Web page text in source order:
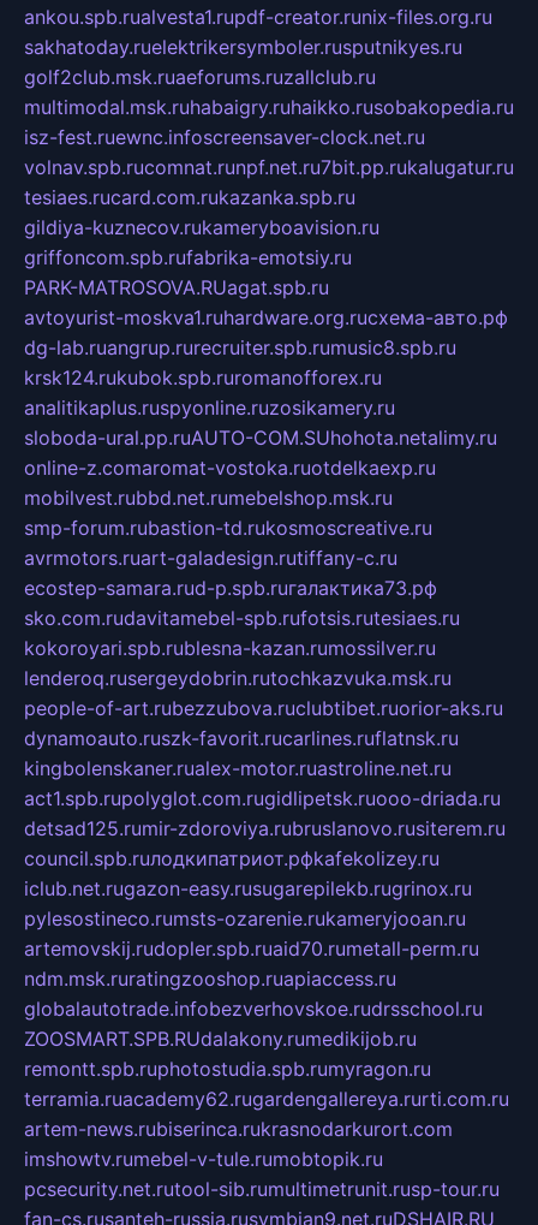
ankou.spb.rualvesta1.rupdf-creator.runix-files.org.ru
sakhatoday.ruelektrikersymboler.rusputnikyes.ru
golf2club.msk.ruaeforums.ruzallclub.ru
multimodal.msk.ruhabaigry.ruhaikko.rusobakopedia.ru
isz-fest.ruewnc.infoscreensaver-clock.net.ru
volnav.spb.rucomnat.runpf.net.ru7bit.pp.rukalugatur.ru
tesiaes.rucard.com.rukazanka.spb.ru
gildiya-kuznecov.rukameryboavision.ru
griffoncom.spb.rufabrika-emotsiy.ru
PARK-MATROSOVA.RUagat.spb.ru
avtoyurist-moskva1.ruhardware.org.ruсхема-авто.рф
dg-lab.ruangrup.rurecruiter.spb.rumusic8.spb.ru
krsk124.rukubok.spb.ruromanofforex.ru
analitikaplus.ruspyonline.ruzosikamery.ru
sloboda-ural.pp.ruAUTO-COM.SUhohota.netalimy.ru
online-z.comaromat-vostoka.ruotdelkaexp.ru
mobilvest.rubbd.net.rumebelshop.msk.ru
smp-forum.rubastion-td.rukosmoscreative.ru
avrmotors.ruart-galadesign.rutiffany-c.ru
ecostep-samara.rud-p.spb.ruгалактика73.рф
sko.com.rudavitamebel-spb.rufotsis.rutesiaes.ru
kokoroyari.spb.rublesna-kazan.rumossilver.ru
lenderoq.rusergeydobrin.rutochkazvuka.msk.ru
people-of-art.rubezzubova.ruclubtibet.ruorior-aks.ru
dynamoauto.ruszk-favorit.rucarlines.ruflatnsk.ru
kingbolenskaner.rualex-motor.ruastroline.net.ru
act1.spb.rupolyglot.com.rugidlipetsk.ruooo-driada.ru
detsad125.rumir-zdoroviya.rubruslanovo.rusiterem.ru
council.spb.ruлодкипатриот.рфkafekolizey.ru
iclub.net.rugazon-easy.rusugarepilekb.rugrinox.ru
pylesostineco.rumsts-ozarenie.rukameryjooan.ru
artemovskij.rudopler.spb.ruaid70.rumetall-perm.ru
ndm.msk.ruratingzooshop.ruapiaccess.ru
globalautotrade.infobezverhovskoe.rudrsschool.ru
ZOOSMART.SPB.RUdalakony.rumedikijob.ru
remontt.spb.ruphotostudia.spb.rumyragon.ru
terramia.ruacademy62.rugardengallereya.rurti.com.ru
artem-news.rubiserinca.rukrasnodarkurort.com
imshowtv.rumebel-v-tule.rumobtopik.ru
pcsecurity.net.rutool-sib.rumultimetrunit.rusp-tour.ru
fan-cs.rusanteh-russia.rusymbian9.net.ruDSHAIR.RU